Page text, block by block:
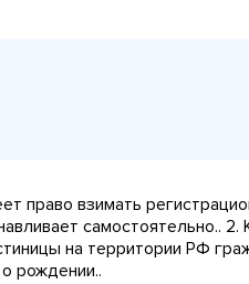
право взимать
самостоятельно..
на территории РФ
рождении..